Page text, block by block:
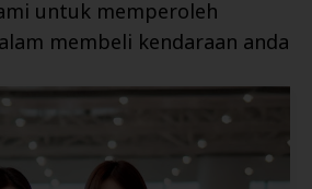
untuk memperoleh
membeli kendaraan anda